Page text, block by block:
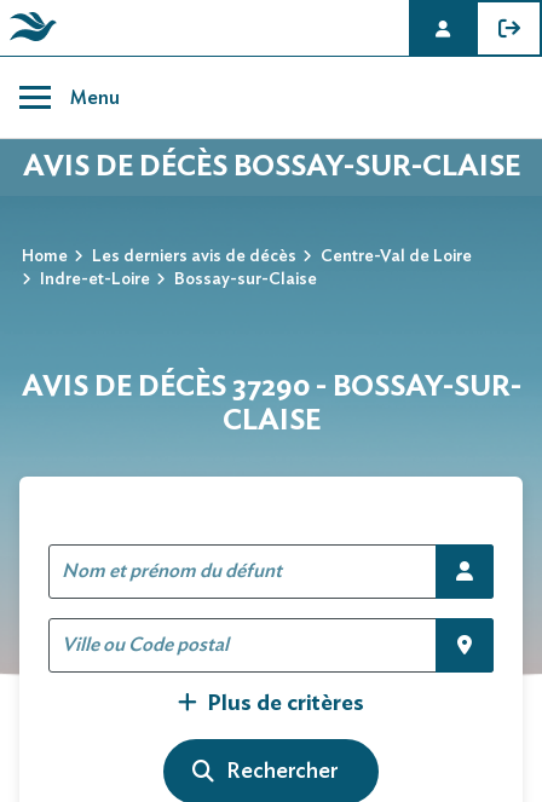
content
Menu
AVIS DE DÉCÈS BOSSAY-SUR-CLAISE
Home Les derniers avis de décès
Centre-Val de Loire
Indre-et-Loire
Bossay-sur-Claise
AVIS DE DÉCÈS 37290 - BOSSAY-SUR-
CLAISE
Plus de critères